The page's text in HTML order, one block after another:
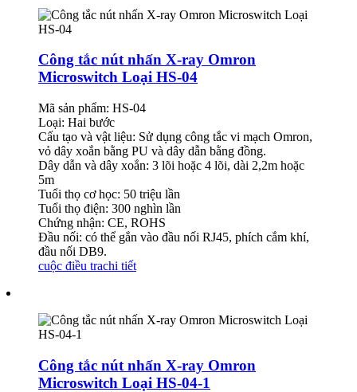
Công tắc nút nhấn X-ray Omron
Microswitch Loại HS-04
Mã sản phẩm: HS-04
Loại: Hai bước
Cấu tạo và vật liệu: Sử dụng công tắc vi mạch Omron,
vỏ dây xoắn bằng PU và dây dẫn bằng đồng.
Dây dẫn và dây xoắn: 3 lõi hoặc 4 lõi, dài 2,2m hoặc
5m
Tuổi thọ cơ học: 50 triệu lần
Tuổi thọ điện: 300 nghìn lần
Chứng nhận: CE, ROHS
Đầu nối: có thể gắn vào đầu nối RJ45, phích cắm khí,
đầu nối DB9.
cuộc điều trachi tiết
Công tắc nút nhấn X-ray Omron
Microswitch Loại HS-04-1